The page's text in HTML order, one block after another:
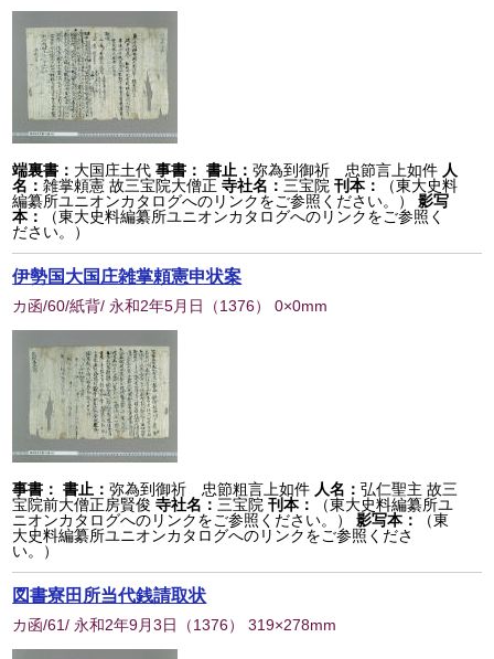
端裏書： 大国庄土代 事書： 書止：弥為到御祈 忠節言上如件 人
名：雑掌頼憲 故三宝院大僧正 寺社名： 三宝院 刊本：
（東大史料
編纂所ユニオンカタログへのリンクをご参照ください。）
影写
本：
（東大史料編纂所ユニオンカタログへのリンクをご参照く
ださい。）
伊勢国大国庄雑掌頼憲申状案
カ函/60/紙背/ 永和2年5月日 （1376） 0×0mm
事書： 書止：弥為到御祈 忠節粗言上如件 人名：弘仁聖主 故三
宝院前大僧正房賢俊 寺社名： 三宝院 刊本：
（東大史料編纂所ユ
ニオンカタログへのリンクをご参照ください。）
影写本：
（東
大史料編纂所ユニオンカタログへのリンクをご参照くださ
い。）
図書寮田所当代銭請取状
カ函/61/ 永和2年9月3日 （1376） 319×278mm